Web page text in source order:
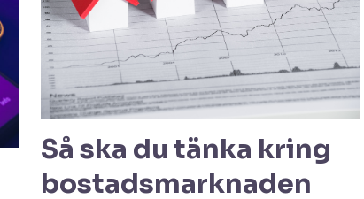
Så ska du tänka kring
bostadsmarknaden